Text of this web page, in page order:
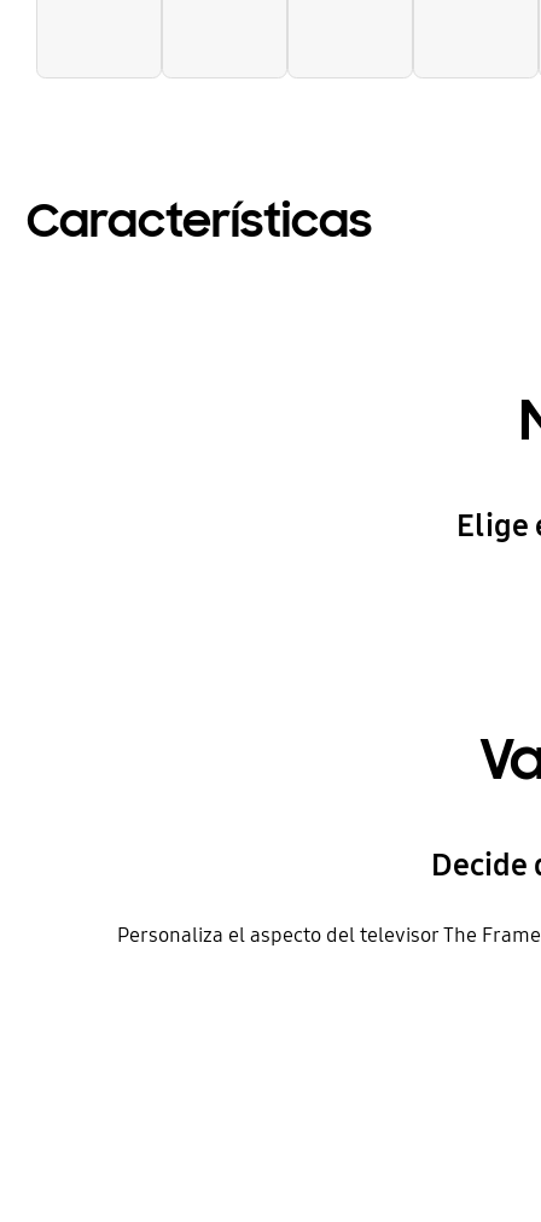
Características
Elige
Decide
Personaliza el aspecto del televisor The